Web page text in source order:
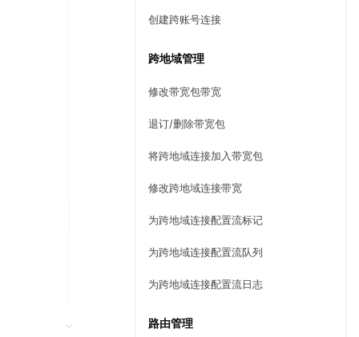
创建跨账号连接
跨地域管理
修改带宽包带宽
退订/删除带宽包
将跨地域连接加入带宽包
修改跨地域连接带宽
为跨地域连接配置流标记
为跨地域连接配置流队列
为跨地域连接配置流日志
路由管理